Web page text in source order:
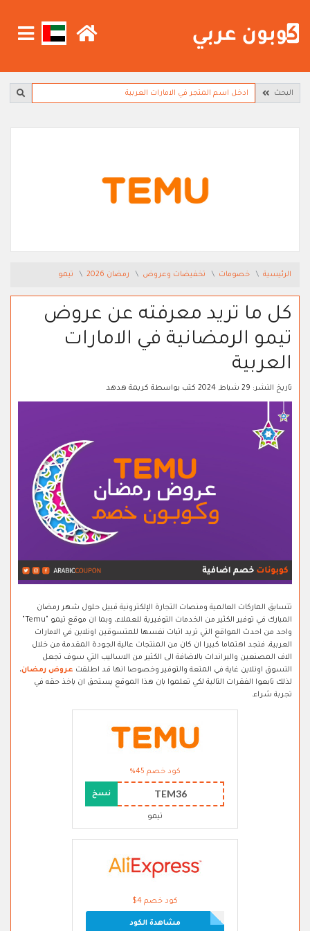
البحث
الرئيسية خصومات تخفيضات وعروض رمضان 2026 تيمو
كل ما تريد معرفته عن عروض
تيمو الرمضانية في الامارات
العربية
تاريخ النشر: 29 شباط, 2024 كتب بواسطة كريمة هدهد
تتسابق الماركات العالمية ومنصات التجارة الإلكترونية قبيل حلول شهر رمضان
المبارك في توفير الكثير من الخدمات التوفيرية للعملاء، وبما ان موقع تيمو "Temu"
واحد من احدث المواقع التي تريد اثبات نفسها للمتسوقين اونلاين في الامارات
العربية، فنجد اهتماما كبيرا ان كان من المنتجات عالية الجودة المقدمة من خلال
الاف المصنعين والبراندات بالاضافة الى الكثير من الاساليب التي سوف تجعل
التسوق اونلاين غاية في المتعة والتوفير وخصوصا انها قد اطلقت عروض رمضان،
لذلك تابعوا الفقرات التالية لكي تعلموا بان هذا الموقع يستحق ان ياخذ حقه في
تجربة شراء.
كود خصم 45%
TEM36 نسخ
تيمو
كود خصم 4$
مشاهدة الكود